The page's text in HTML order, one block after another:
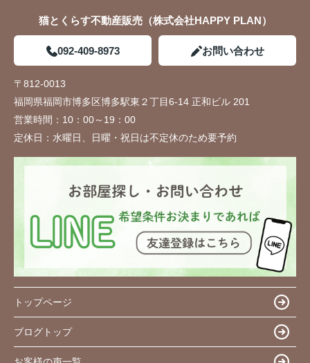
猫とくらす不動産販売（株式会社HAPPY PLAN）
092-409-8973 お問い合わせ
〒812-0013
福岡県福岡市博多区博多駅東２丁目6-14 正和ビル 201
営業時間： 10：00～19：00
定休日： 水曜日、日曜・祝日は不定休のため要予約
トップページ
ブログトップ